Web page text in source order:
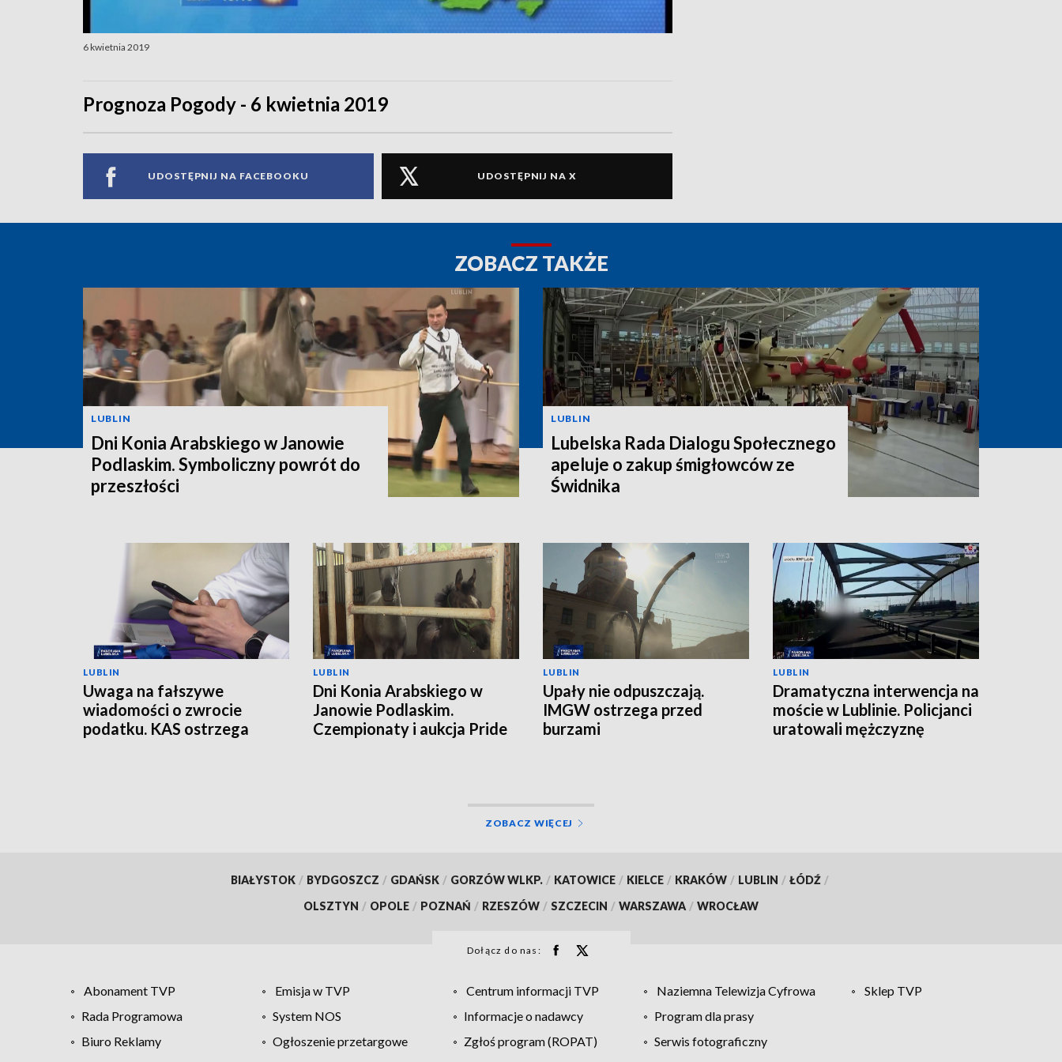
6 kwietnia 2019
Prognoza Pogody - 6 kwietnia 2019
UDOSTĘPNIJ NA FACEBOOKU UDOSTĘPNIJ NA X
ZOBACZ TAKŻE
LUBLIN
Dni Konia Arabskiego w Janowie
Podlaskim. Symboliczny powrót do
przeszłości
LUBLIN
Lubelska Rada Dialogu Społecznego
apeluje o zakup śmigłowców ze
Świdnika
LUBLIN
Uwaga na fałszywe
wiadomości o zwrocie
podatku. KAS ostrzega
LUBLIN
Dni Konia Arabskiego w
Janowie Podlaskim.
Czempionaty i aukcja Pride
LUBLIN
Upały nie odpuszczają.
IMGW ostrzega przed
burzami
LUBLIN
Dramatyczna interwencja na
moście w Lublinie. Policjanci
uratowali mężczyznę
ZOBACZ WIĘCEJ
BIAŁYSTOK / BYDGOSZCZ / GDAŃSK / GORZÓW WLKP. / KATOWICE / KIELCE / KRAKÓW / LUBLIN / ŁÓDŹ /
OLSZTYN / OPOLE / POZNAŃ / RZESZÓW / SZCZECIN / WARSZAWA / WROCŁAW
Dołącz do nas:
Abonament TVP Emisja w TVP Centrum informacji TVP Naziemna Telewizja Cyfrowa
Sklep TVP
Rada Programowa
System NOS Informacje o nadawcy
Program dla prasy
Biuro Reklamy
Ogłoszenie przetargowe Zgłoś program (ROPAT)
Serwis fotograficzny